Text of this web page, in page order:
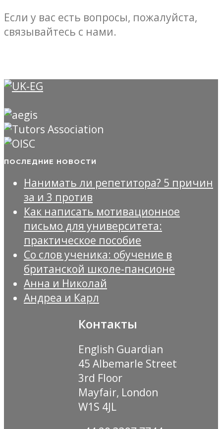
Если у вас есть вопросы, пожалуйста,
связывайтесь с нами.
ПОСЛЕДНИЕ НОВОСТИ
Нанимать ли репетитора? 5 причин
за и 3 против
Как написать мотивационное
письмо для университета:
практическое пособие
Со слов ученика: обучение в
британской школе-пансионе
Анна и Николай
Андреа и Карл
Контакты
English Guardian
45 Albemarle Street
3rd Floor
Mayfair, London
W1S 4JL